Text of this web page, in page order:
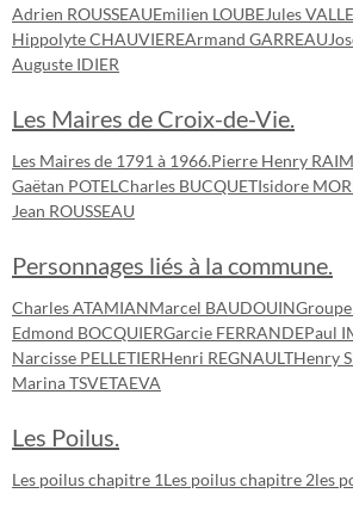
Adrien ROUSSEAUEmilien LOUBEJules
Hippolyte CHAUVIEREArmand GARREAU
Auguste IDIER
Les Maires de Croix-de-Vie.
Les Maires de 1791 à 1966.Pierre Henry
Gaëtan POTEL Charles BUCQUETIsidore
Jean ROUSSEAU
Personnages liés à la commune.
Charles ATAMIANMarcel BAUDOUIN
Edmond BOCQUIERGarcie FERRANDEPaul
Narcisse PELLETIERHenri REGNAULTHenry
Marina TSVETAEVA
Les Poilus.
Les poilus chapitre 1Les poilus chapitre 2les